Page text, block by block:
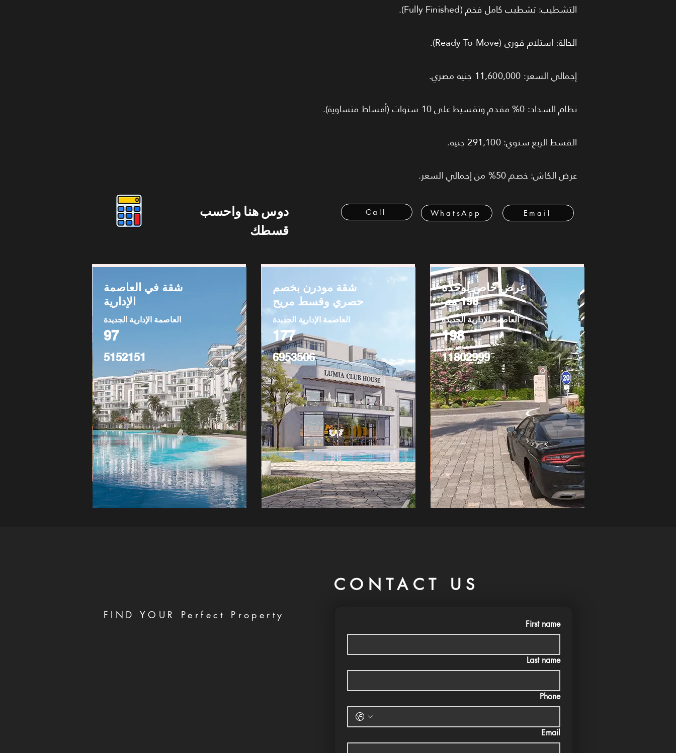
التشطيب: تشطيب كامل فخم (Fully Finished).
الحالة: استلام فوري (Ready To Move).
إجمالي السعر: 11,600,000 جنيه مصري.
نظام السداد: 0% مقدم وتقسيط على 10 سنوات (أقساط متساوية).
القسط الربع سنوي: 291,100 جنيه.
عرض الكاش: خصم 50% من إجمالي السعر.
دوس هنا واحسب
قسطك
Call WhatsApp Email
شقة في العاصمة
الإدارية
العاصمة الإدارية الجديدة
97
5152151
شقة مودرن بخصم
حصري وقسط مريح
العاصمة الإدارية الجديدة
177
6953506
عرض خاص لوحدة
198 متر
العاصمة الإدارية الجديدة
198
11802999
CONTACT US
FIND YOUR Perfect Property
First name
Last name
Phone
Email